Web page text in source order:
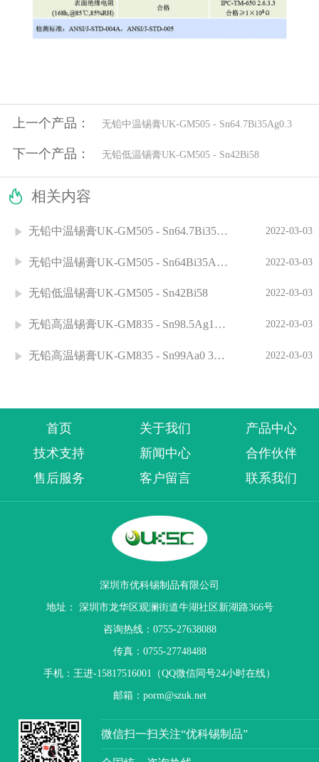
上一个产品： 无铅中温锡膏UK-GM505 - Sn64.7Bi35Ag0.3
下一个产品： 无铅低温锡膏UK-GM505 - Sn42Bi58
 相关内容
无铅中温锡膏UK-GM505 - Sn64.7Bi35Ag0.3 2022-03-03
无铅中温锡膏UK-GM505 - Sn64Bi35Ag1.0 2022-03-03
无铅低温锡膏UK-GM505 - Sn42Bi58 2022-03-03
无铅高温锡膏UK-GM835 - Sn98.5Ag1.0Cu0.5 2022-03-03
无铅高温锡膏UK-GM835 - Sn99Aa0 3Cu0.7 2022-03-03
首页 关于我们
产品中心
技术支持
新闻中心
合作伙伴
售后服务
客户留言 联系我们
深圳市优科锡制品有限公司
地址： 深圳市龙华区观澜街道牛湖社区新湖路366号
咨询热线：0755-27638088
传真：0755-27748488
手机：王进-15817516001（QQ微信同号24小时在线）
邮箱：porm@szuk.net
微信扫一扫关注“优科锡制品”